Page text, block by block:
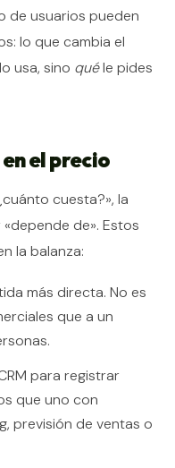
de usuarios pueden
lo que cambia el
usa, sino quéle pides
el precio
cuesta?», la
de». Estos
la balanza:
más directa. No es
que a un
para registrar
que uno con
previsión de ventas o